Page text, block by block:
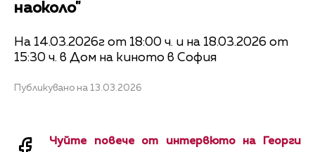
наоколо"
На 14.03.2026г от 18:00 ч. и на 18.03.2026 от
15:30 ч. в Дом на киното в София
Публикувано на 13.03.2026
Чуйте повече от интервюто на Георги